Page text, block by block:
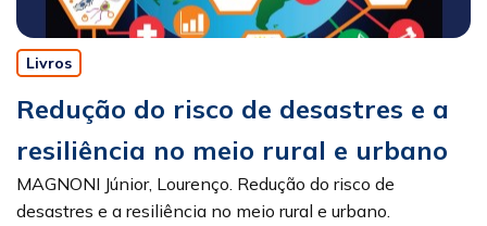
Livros
Redução do risco de desastres e a
resiliência no meio rural e urbano
MAGNONI Júnior, Lourenço. Redução do risco de
desastres e a resiliência no meio rural e urbano.